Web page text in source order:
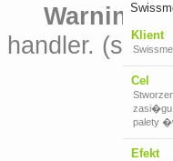
Klient
Cel
palety
Efekt
Warning:
handler.